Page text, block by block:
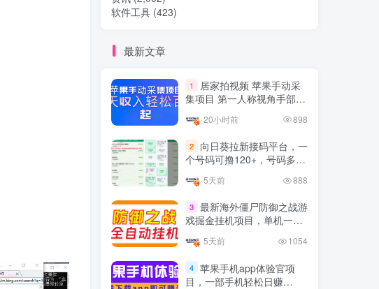
想做项目可以联系虎哥微信 虎哥一对一
解答并且远程视频教学
TOP1
Google AdSense 新手接入
教程：虎哥手把手教你用网
站赚取美元收入
TOP2
质博主！
4年前 1.5W+人已阅读
网易云音乐黑胶会员，三个
官方免费领取教程，最高可
领1年
4年前 1.4W+人已阅读
软件工具 (423)
最新文章
1
居家拍视频 苹果手动采
集项目 第一人称视角手部操
元起20小时前 898
2
向日葵拉新接码平台，一
个号码可撸120+，号码多的
5天前 888
3 最新海外僵尸防御之战游
戏掘金挂机项目，单机一天
5天前 1054
4 苹果手机app体验官项
目，一部手机轻松日赚